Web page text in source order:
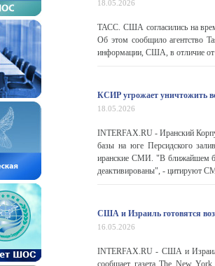
18.05.2026
ТАСС. США согласились на
Об этом сообщило агентство
информации, США, в отличие от
КСИР угрожает уничтожить
18.05.2026
INTERFAX.RU - Иранский
базы на юге Персидского
иранские СМИ. "В ближайшем
деактивированы", - цитируют
США и Израиль готовятся
16.05.2026
INTERFAX.RU - США и
сообщает газета The New